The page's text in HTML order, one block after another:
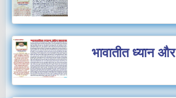
भावातीत ध्यान